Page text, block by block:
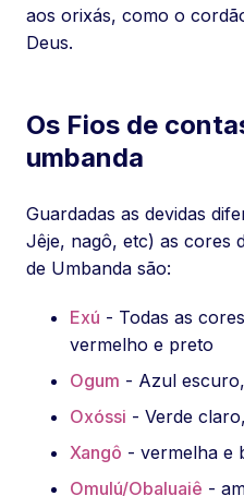
aos orixás, como o
Deus.
Os Fios de
umbanda
Guardadas as devidas
Jêje, nagô, etc) as cores
de Umbanda são:
Exú - Todas as
vermelho e preto
Ogum - Azul
Oxóssi - Verde
Xangô - vermelha e
Omulú/Obaluaiê -